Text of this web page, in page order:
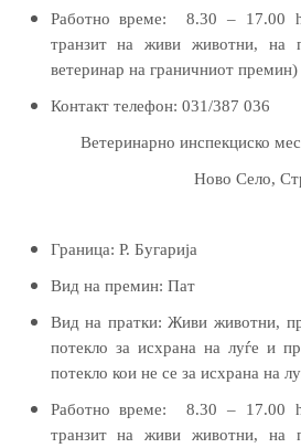
Работно време:
8.30 – 17.00
транзит на живи животни, на
ветеринар на граничниот премин)
Контакт телефон: 031/387 036
Ветеринарно инспекциско
Ново Село,
Граница: Р. Бугарија
Вид на премин: Пат
Вид на пратки:Живи животни,
потекло за исхрана на луѓе и
потекло кои не се за исхрана на
Работно време:
8.30 – 17.00
транзит на живи животни, на